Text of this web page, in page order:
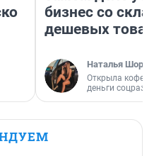
бизнес со
дешевых
Наталья
Открыла
деньги